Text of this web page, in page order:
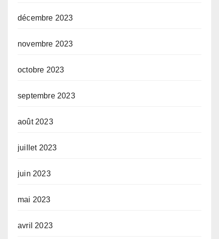
décembre 2023
novembre 2023
octobre 2023
septembre 2023
août 2023
juillet 2023
juin 2023
mai 2023
avril 2023